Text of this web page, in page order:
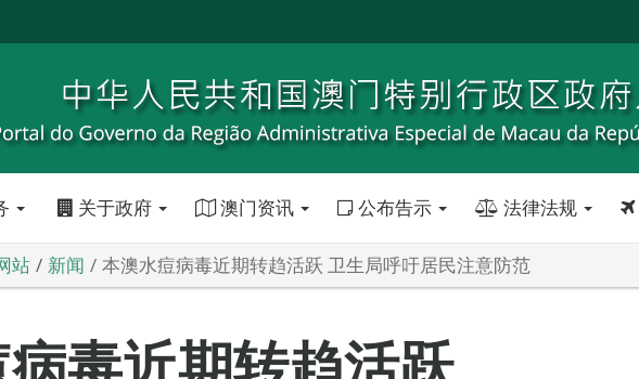
关于政府 澳门资讯 公布告示 法律法规
站 新闻 本澳水痘病毒近期转趋活跃 卫生局呼吁居民注意防范